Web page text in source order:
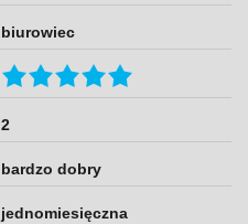
biurowiec
2
bardzo dobry
jednomiesięczna